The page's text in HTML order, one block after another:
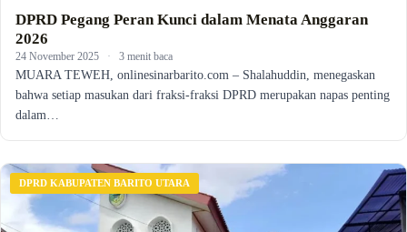
DPRD Pegang Peran Kunci dalam Menata Anggaran
2026
24 November 2025 · 3 menit baca
MUARA TEWEH, onlinesinarbarito.com – Shalahuddin, menegaskan
bahwa setiap masukan dari fraksi-fraksi DPRD merupakan napas penting
dalam…
DPRD KABUPATEN BARITO UTARA